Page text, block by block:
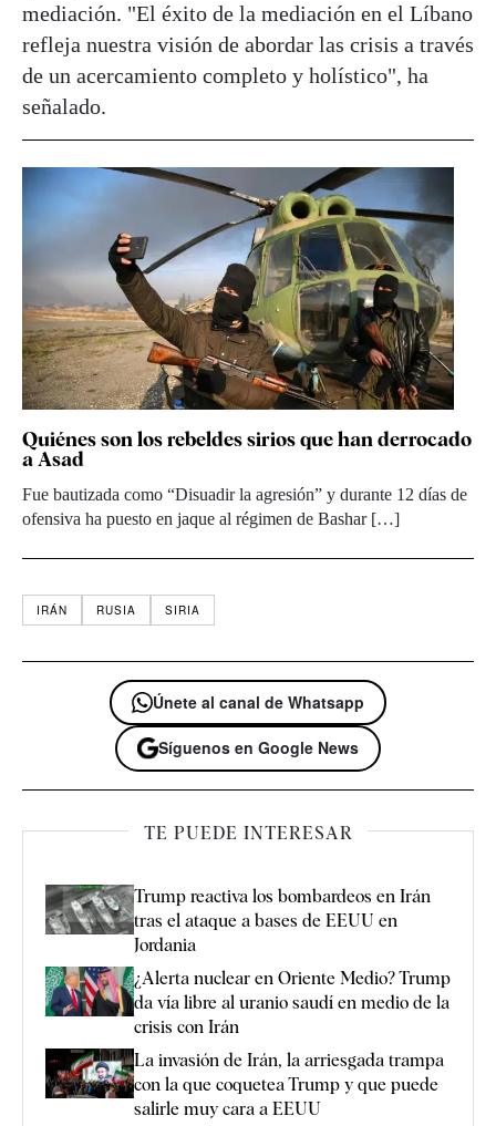
mediación. "El éxito de la mediación en el Líbano
refleja nuestra visión de abordar las crisis a través
de un acercamiento completo y holístico", ha
señalado.
Quiénes son los rebeldes sirios que han derrocado
a Asad
Fue bautizada como “Disuadir la agresión” y durante 12 días de
ofensiva ha puesto en jaque al régimen de Bashar […]
IRÁN RUSIA SIRIA
Únete al canal de Whatsapp
Síguenos en Google News
TE PUEDE INTERESAR
Trump reactiva los bombardeos en Irán
tras el ataque a bases de EEUU en
Jordania
¿Alerta nuclear en Oriente Medio? Trump
da vía libre al uranio saudí en medio de la
crisis con Irán
La invasión de Irán, la arriesgada trampa
con la que coquetea Trump y que puede
salirle muy cara a EEUU